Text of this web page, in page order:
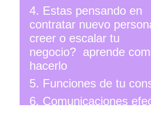
4. Estas pensando en
contratar nuevo
creer o escalar tu
negocio? aprende
hacerlo
5. Funciones de tu
6. Comunicaciones